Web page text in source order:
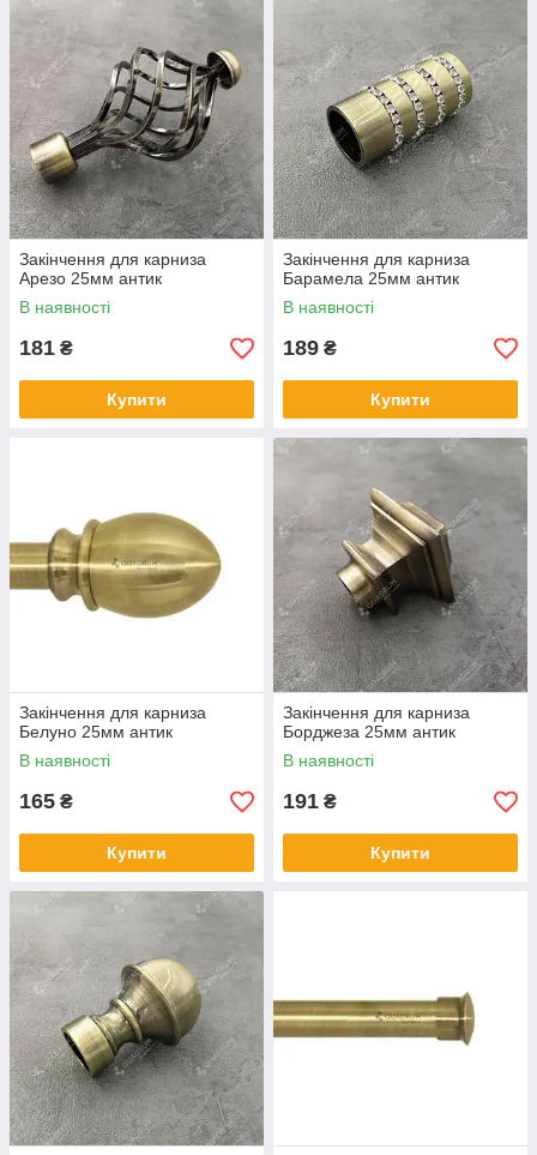
Закінчення для карниза
Арезо 25мм антик
В наявності
181 ₴
Купити
Закінчення для карниза
Барамела 25мм антик
В наявності
189 ₴
Купити
Закінчення для карниза
Белуно 25мм антик
В наявності
165 ₴
Купити
Закінчення для карниза
Борджеза 25мм антик
В наявності
191 ₴
Купити